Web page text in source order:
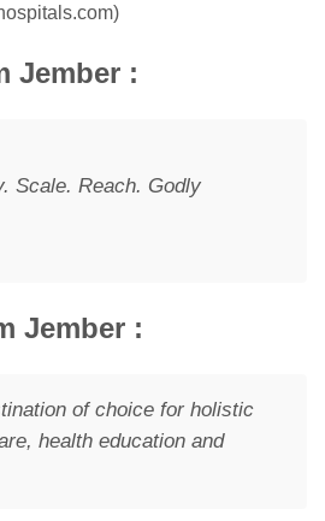
Jember :
Scale. Reach. Godly
Jember :
of choice for holistic
health education and